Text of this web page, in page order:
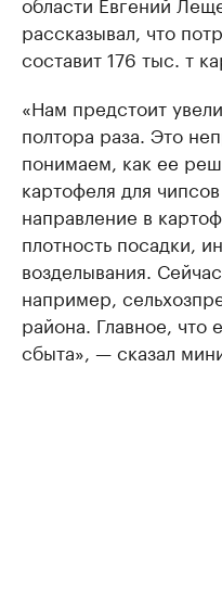
рассказывал, что
составит 176 тыс. т
«Нам предстоит
полтора раза. Это
понимаем, как ее
картофеля для
направление в
плотность посадки,
возделывания.
например,
района. Главное, что
сбыта», — сказал